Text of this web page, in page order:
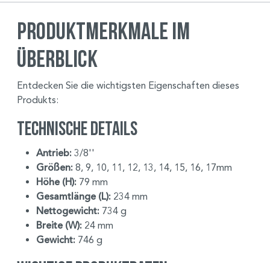
Produktmerkmale im
Überblick
Entdecken Sie die wichtigsten Eigenschaften dieses
Produkts:
Technische Details
Antrieb: 3/8''
Größen: 8, 9, 10, 11, 12, 13, 14, 15, 16, 17mm
Höhe (H): 79 mm
Gesamtlänge (L): 234 mm
Nettogewicht: 734 g
Breite (W): 24 mm
Gewicht: 746 g